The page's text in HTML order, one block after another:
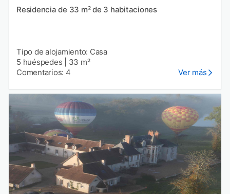
Residencia de 33 m² de 3 habitaciones
Tipo de alojamiento: Casa
5 huéspedes
33 m²
Comentarios: 4
Ver más